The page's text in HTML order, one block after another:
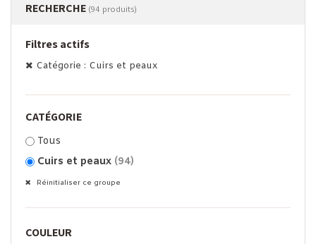
RECHERCHE (94 produits)
Filtres actifs
Catégorie : Cuirs et peaux
CATÉGORIE
Tous
Cuirs et peaux (94)
Réinitialiser ce groupe
COULEUR